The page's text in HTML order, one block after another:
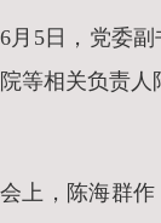
6月5日，党委
院等相关负责人
会上，陈海群